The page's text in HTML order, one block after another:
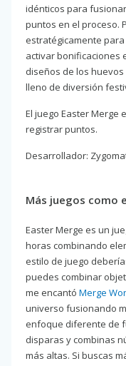
idénticos para
puntos en el proceso.
estratégicamente
activar bonificaciones
diseños de los
lleno de diversión
El juego Easter Merge
registrar puntos.
Desarrollador:
Más juegos como
Easter Merge es un
horas combinando
estilo de juego
puedes combinar
me encantó Merge
universo fusionando
enfoque diferente de
disparas y combinas
más altas. Si buscas